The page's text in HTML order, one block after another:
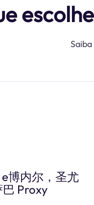
博内尔，圣尤
Proxy